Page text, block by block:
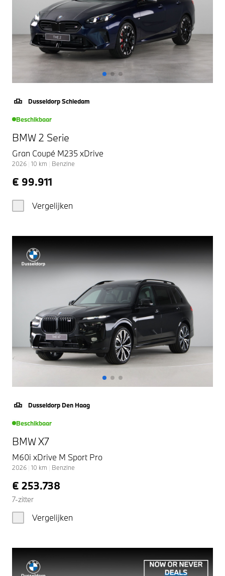
Dusseldorp Schiedam
Beschikbaar
BMW 2 Serie
Gran Coupé M235 xDrive
2026 10 km Benzine
€ 99.911
Vergelijken
Dusseldorp Den Haag
Beschikbaar
BMW X7
M60i xDrive M Sport Pro
2026 10 km Benzine
€ 253.738
7-zitter
Vergelijken